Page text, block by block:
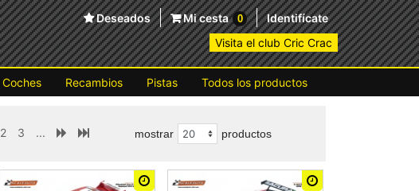
Deseados Mi cesta 0
Identifícate
Visita el club Cric Crac
Coches Recambios Pistas Todos los productos
2 3 ... mostrar productos